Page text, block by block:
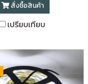
สั่งซื้อสินค้า
เปรียบเทียบ